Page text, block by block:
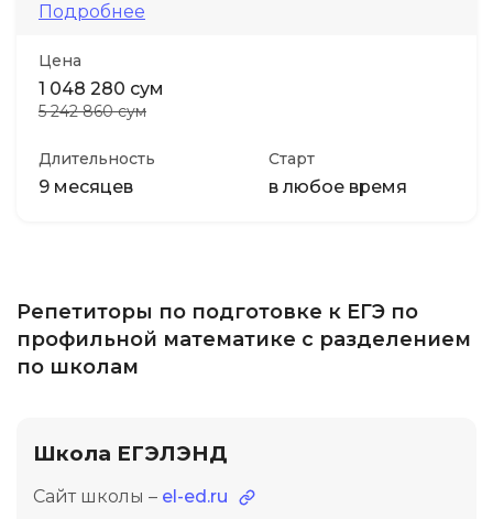
Подробнее
Цена
1 048 280 сум
5 242 860 сум
Длительность
9 месяцев
Старт
в любое время
Репетиторы по подготовке к ЕГЭ по
профильной математике с разделением
по школам
Школа ЕГЭЛЭНД
Сайт школы – el-ed.ru